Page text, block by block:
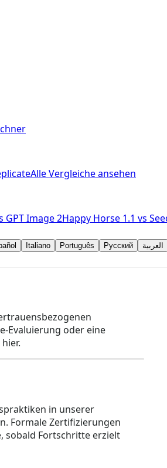
Alle Vergleiche ansehen
GPT Image 2Happy Horse 1.1 vs
Italiano Português Русский العربية
Evaluierung oder eine
in unserer
Formale Zertifizierungen
sobald Fortschritte erzielt